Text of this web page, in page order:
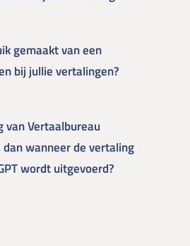
gemaakt van een
bij jullie vertalingen?
van Vertaalbureau
wanneer de vertaling
wordt uitgevoerd?